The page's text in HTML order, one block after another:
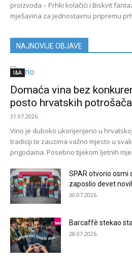
proizvoda – Prhki kolačići i Biskvit
mješavina za jednostavnu pripremu
NAJNOVIJE OBJAVE
I&A
Domaća vina bez
posto hrvatskih potrošača
31.07.2026.
Vino je duboko ukorijenjeno u
tradiciji te zauzima važno mjesto u
prigodama. Posebno tijekom ljetnih
SPAR otvorio osmi
zaposlio devet
30.07.2026.
Barcaffè stekao
28.07.2026.